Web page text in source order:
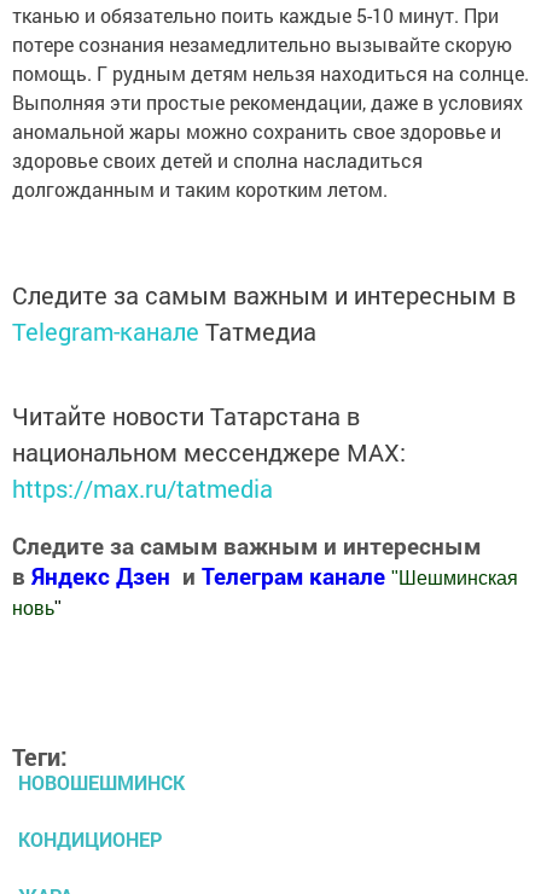
тканью и обязательно поить каждые 5-10 минут. При
потере сознания незамедлительно вызывайте скорую
помощь. Г рудным детям нельзя находиться на солнце.
Выполняя эти простые рекомендации, даже в условиях
аномальной жары можно сохранить свое здоровье и
здоровье своих детей и сполна насладиться
долгожданным и таким коротким летом.
Следите за самым важным и интересным в
Telegram-канале Татмедиа
Читайте новости Татарстана в
национальном мессенджере MАХ:
https://max.ru/tatmedia
Следите за самым важным и интересным
в Яндекс Дзен и Телеграм канале " Шешминская
новь"
Теги:
НОВОШЕШМИНСК
КОНДИЦИОНЕР